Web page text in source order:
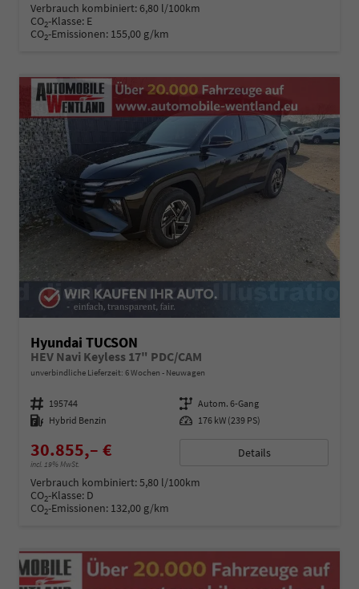
Verbrauch kombiniert:6,80 l/100km
CO2-Klasse: E
CO2-Emissionen: 155,00 g/km
Hyundai TUCSON
HEV Navi Keyless 17" PDC/CAM
unverbindliche Lieferzeit: 6 Wochen Neuwagen
Fahrzeugnummer 195744 Getriebe Autom. 6-Gang
Kraftstoff Hybrid Benzin Leistung 176 kW (239 PS)
30.855,– €
incl. 19% MwSt.
Details
Verbrauch kombiniert:5,80 l/100km
CO2-Klasse: D
CO2-Emissionen: 132,00 g/km